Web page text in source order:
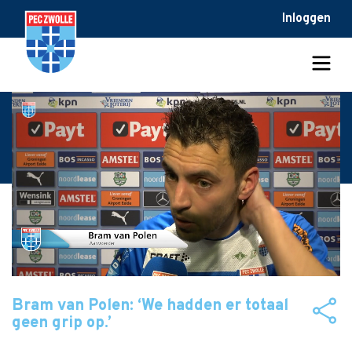
Inloggen
Bram van Polen: ‘We hadden er totaal
geen grip op.’